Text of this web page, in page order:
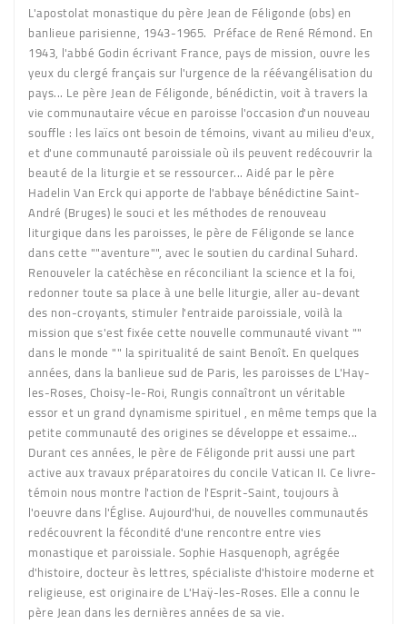
L'apostolat monastique du père Jean de Féligonde (obs) en
banlieue parisienne, 1943-1965. Préface de René Rémond. En
1943, l'abbé Godin écrivant France, pays de mission, ouvre les
yeux du clergé français sur l'urgence de la réévangélisation du
pays... Le père Jean de Féligonde, bénédictin, voit à travers la
vie communautaire vécue en paroisse l'occasion d'un nouveau
souffle : les laïcs ont besoin de témoins, vivant au milieu d'eux,
et d'une communauté paroissiale où ils peuvent redécouvrir la
beauté de la liturgie et se ressourcer... Aidé par le père
Hadelin Van Erck qui apporte de l'abbaye bénédictine Saint-
André (Bruges) le souci et les méthodes de renouveau
liturgique dans les paroisses, le père de Féligonde se lance
dans cette ""aventure"", avec le soutien du cardinal Suhard.
Renouveler la catéchèse en réconciliant la science et la foi,
redonner toute sa place à une belle liturgie, aller au-devant
des non-croyants, stimuler l'entraide paroissiale, voilà la
mission que s'est fixée cette nouvelle communauté vivant ""
dans le monde "" la spiritualité de saint Benoît. En quelques
années, dans la banlieue sud de Paris, les paroisses de L'Hay-
les-Roses, Choisy-le-Roi, Rungis connaîtront un véritable
essor et un grand dynamisme spirituel , en même temps que la
petite communauté des origines se développe et essaime...
Durant ces années, le père de Féligonde prit aussi une part
active aux travaux préparatoires du concile Vatican II. Ce livre-
témoin nous montre l'action de l'Esprit-Saint, toujours à
l'oeuvre dans l'Église. Aujourd'hui, de nouvelles communautés
redécouvrent la fécondité d'une rencontre entre vies
monastique et paroissiale. Sophie Hasquenoph, agrégée
d'histoire, docteur ès lettres, spécialiste d'histoire moderne et
religieuse, est originaire de L'Haÿ-les-Roses. Elle a connu le
père Jean dans les dernières années de sa vie.